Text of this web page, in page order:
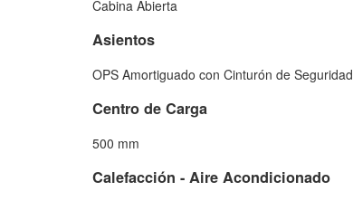
Cabina Abierta
Asientos
OPS Amortiguado con Cinturón de Seguridad
Centro de Carga
500 mm
Calefacción - Aire Acondicionado